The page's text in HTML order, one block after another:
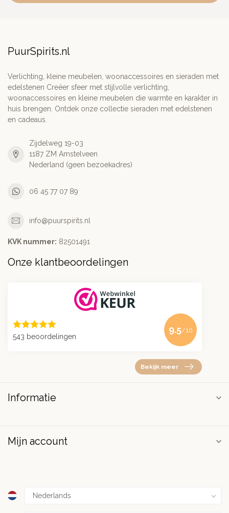
PuurSpirits.nl
Verlichting, kleine meubelen, woonaccessoires en sieraden met
edelstenen Creëer sfeer met stijlvolle verlichting,
woonaccessoires en kleine meubelen die warmte en karakter in
huis brengen. Ontdek onze collectie sieraden met edelstenen
en cadeaus.
Zijdelweg 19-03
1187 ZM Amstelveen
Nederland (geen bezoekadres)
06 45 77 07 89
info@puurspirits.nl
KVK nummer: 82501491
Onze klantbeoordelingen
543 beoordelingen
9.5/10
Bekijk meer
Informatie
Mijn account